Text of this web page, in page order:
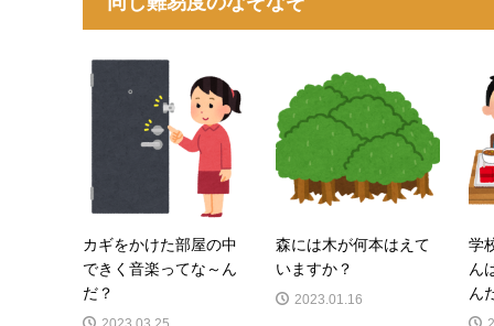
カギをかけた部屋の中
できく音楽ってな～ん
だ？
森には木が何本はえて
いますか？
2023.01.16
学
ん
ん